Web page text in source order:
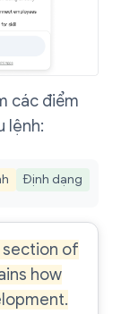
các điểm
lệnh:
Định dạng
section of
how